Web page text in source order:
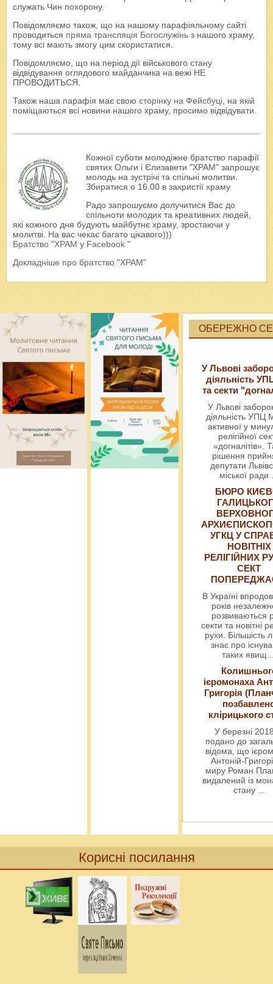
служать Чин похорону.
Повідомляємо також, що на нашому парафіяльному сайті
проводиться пряма трансляція Богослужінь з нашого храму,
тому всі мають змогу цим скористатися.
Повідомляємо, що на період дії військового стану
відвідування оглядового майданчика на вежі НЕ
ПРОВОДИТЬСЯ.
Також наша парафія має свою сторінку на Фейсбуці, на якій
поміщаються всі новини нашого храму, просимо відвідувати.
Кожної суботи молодіжне братство парафії
святих Ольги і Єлизавети "ХРАМ" запрошує
молодь на зустрічі та спільні молитви.
Збиратися о 16.00 в захристії храму
Радо запрошуємо долучитися Вас до
спільноти молодих та креативних людей,
які кожного дня будують майбутнє храму, зростаючи у
молитві. На вас чекає багато цікавого)))
Братство "ХРАМ у Facebook "
Докладніше про братство "ХРАМ"
ОБЕРЕЖНО
У Львові
діяльність
та секти
У Львові
діяльність УПЦ
активної у
релігійної
«догналітів».
рішення
депутати
міської ради
БЮРО
УГКЦ У
НОВІТНІХ
РЕЛІГІЙНИХ
СЕКТ
В Україні
років
розвиваються
секти та новітні
рухи. Більшість
знає про
таких явищ
ієромонаха
Григорія
клірицького
У березні
подано до
відома, що
Антоній-
миру Роман
видалений із
стану ...
Корисні посилання